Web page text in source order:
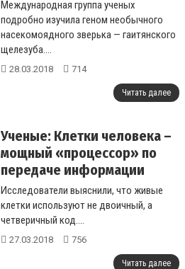
Международная группа ученых
подробно изучила геном необычного
насекомоядного зверька — гаитянского
щелезуба....
28.03.2018 714
Читать далее
Ученые: Клетки человека –
мощный «процессор» по
передаче информации
Исследователи выяснили, что живые
клетки используют не двоичный, а
четверичный код....
27.03.2018 756
Читать далее